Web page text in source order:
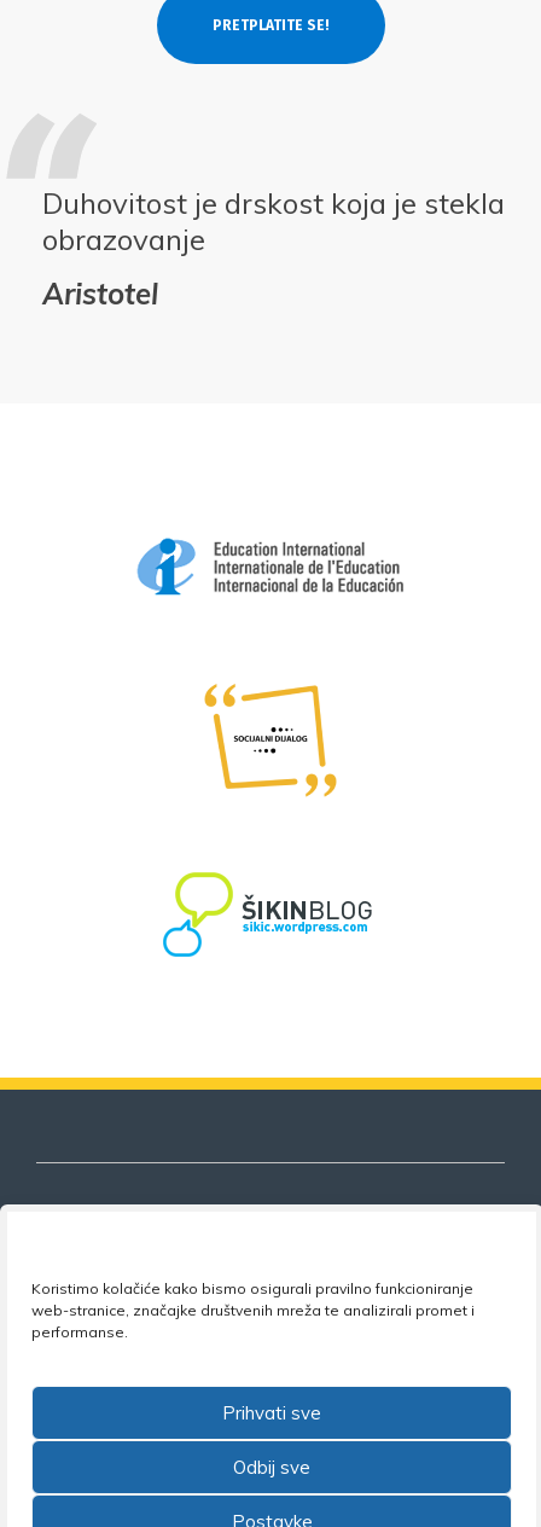
Koristimo kolačiće kako bismo osigurali pravilno funkcioniranje
web-stranice, značajke društvenih mreža te analizirali promet i
performanse.
Prihvati sve
Odbij sve
Postavke
Duhovitost je drskost koja je stekla
obrazovanje
Aristotel
obrazovanja
•